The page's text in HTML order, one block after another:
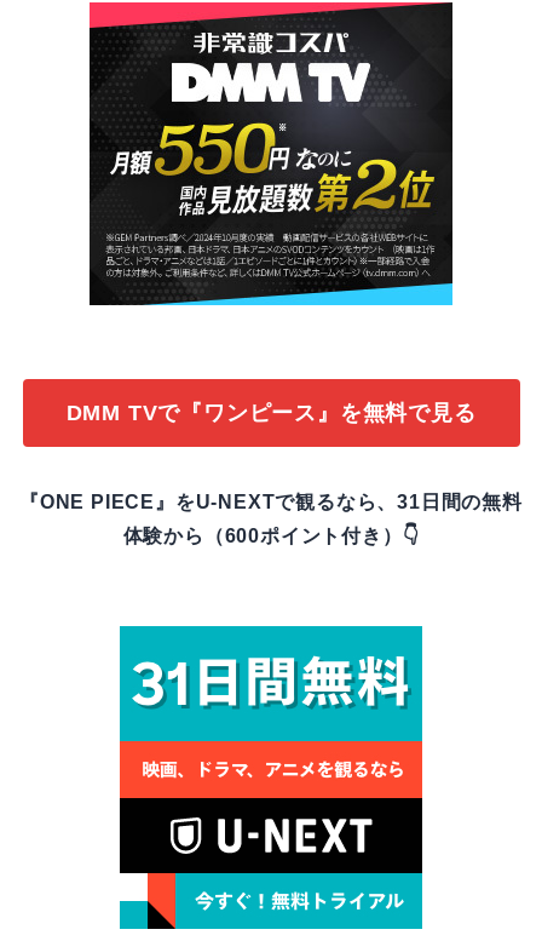
DMM TVで『ワンピース』を無料で見る
『ONE PIECE』をU-NEXTで観るなら、31日間の無料
体験から（600ポイント付き）👇